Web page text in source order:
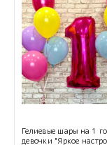
Гелиевые шары на 1
девочки "Яркое